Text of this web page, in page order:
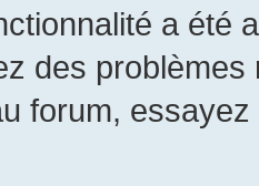
a été
des
forum,